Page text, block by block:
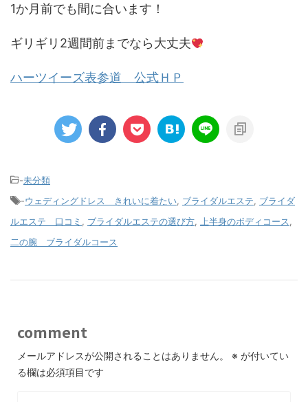
1か月前でも間に合います！
ギリギリ2週間前までなら大丈夫
ハーツイーズ表参道 公式ＨＰ
-未分類
-ウェディングドレス きれいに着たい ブライダルエステ
ブライダ
ルエステ 口コミ
ブライダルエステの選び方 上半身のボディコース
二の腕 ブライダルコース
comment
メールアドレスが公開されることはありません。 ※ が付いてい
る欄は必須項目です